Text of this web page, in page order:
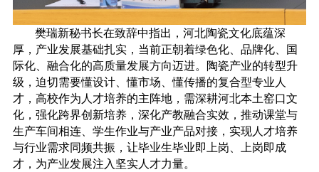
樊瑞新秘书长在致辞中指出，河北陶瓷文化底蕴深
厚，产业发展基础扎实，当前正朝着绿色化、品牌化、国
际化、融合化的高质量发展方向迈进。陶瓷产业的转型升
级，迫切需要懂设计、懂市场、懂传播的复合型专业人
才，高校作为人才培养的主阵地，需深耕河北本土窑口文
化，强化跨界创新培养，深化产教融合实效，推动课堂与
生产车间相连、学生作业与产业产品对接，实现人才培养
与行业需求同频共振，让毕业生毕业即上岗、上岗即成
才，为产业发展注入坚实人才力量。